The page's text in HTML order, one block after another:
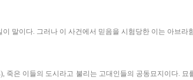
말이다. 그러나 이 사건에서 믿음을 시험당한 이는 아브
죽은 이들의 도시라고 불리는 고대인들의 공동묘지이다.